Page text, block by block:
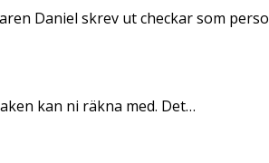
Daniel skrev ut checkar som
kan ni räkna med. Det…